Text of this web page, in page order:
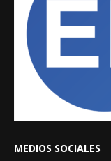
MEDIOS SOCIALES